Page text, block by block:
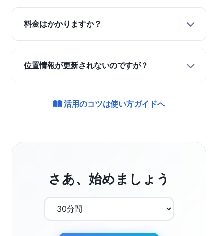
クにアクセスしても位置情報は表示されなくな
ります。
はい、ご利用いただけます。スマートフォン、
タブレット、パソコンなど、インターネットに
ばご利用いただけます。推奨ブラウザは、Safari
およびGoogle Chromeです。これらの最新バー
料金はかかりますか？
完全無料でご利用いただけます。
位置情報が更新されないのですが？
い。また、建物の中や地下など、GPS信号が弱
活用のコツは使い方ガイドへ
さあ、始めましょう